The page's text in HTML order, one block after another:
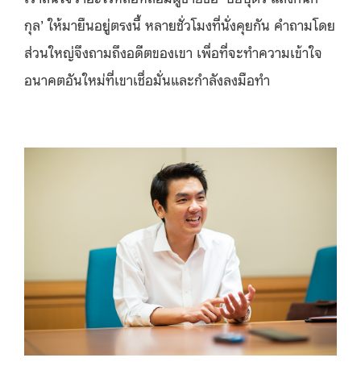
กุล’ ให้มายืนอยู่ตรงนี้ หลายชั่วโมงที่นั่งคุยกัน คำถามโดย
ส่วนใหญ่จึงถามถึงอดีตของเขา เพื่อที่จะทำความเข้าใจ
อนาคตอันใหม่ที่เขาเชื่อมั่นและกำลังลงมือทำ